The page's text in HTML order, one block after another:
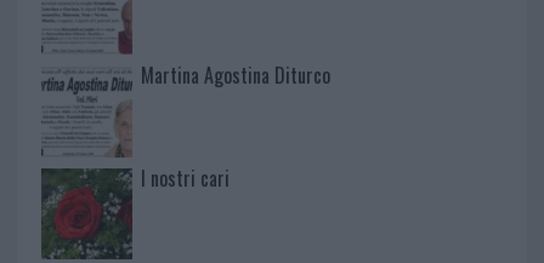
Martina Agostina Diturco
I nostri cari